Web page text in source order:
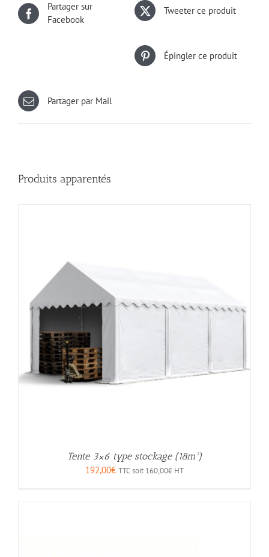
Partager sur
Facebook
Tweeter ce produit
Épingler ce produit
Partager par Mail
Produits apparentés
Tente 3×6 type stockage (18m²)
192,00€ TTC soit 160,00€ HT